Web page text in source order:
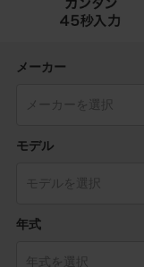
メーカー
モデル
年式